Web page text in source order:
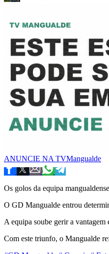
ANUNCIE NA TVMangualde
Os golos da equipa
O GD Mangualde entrou
A equipa soube gerir a
Com este triunfo, o Mangualde